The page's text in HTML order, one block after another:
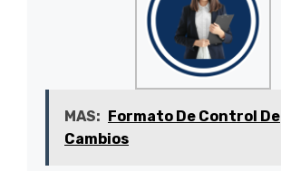
MAS: Formato De Control De
Cambios